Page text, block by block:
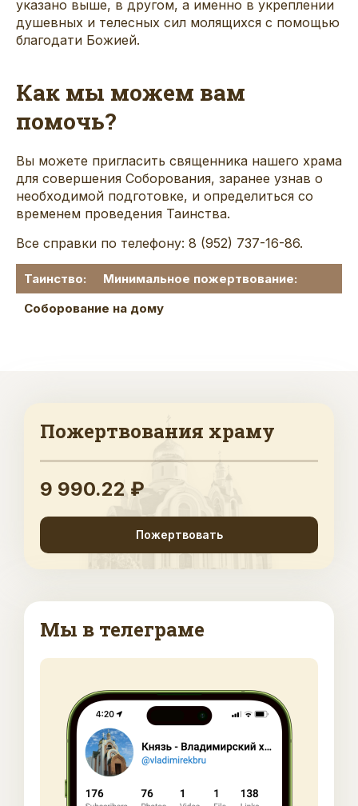
указано выше, в другом, а именно в укреплении
душевных и телесных сил молящихся с помощью
благодати Божией.
Как мы можем вам
помочь?
Вы можете пригласить священника нашего храма
для совершения Соборования, заранее узнав о
необходимой подготовке, и определиться со
временем проведения Таинства.
Все справки по телефону: 8 (952) 737-16-86.
Таинство:
Минимальное пожертвование:
Соборование на дому
Пожертвования храму
9 990.22 ₽
Пожертвовать
Мы в телеграме